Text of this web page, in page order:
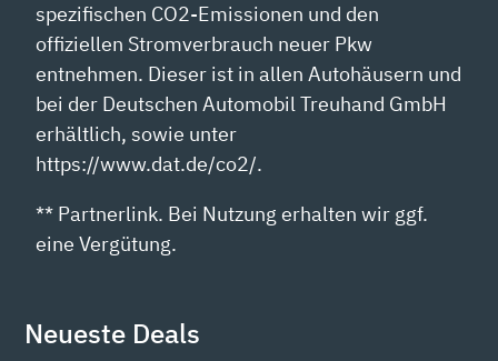
spezifischen CO2-Emissionen und den
offiziellen Stromverbrauch neuer Pkw
entnehmen. Dieser ist in allen Autohäusern und
bei der Deutschen Automobil Treuhand GmbH
erhältlich, sowie unter
https://www.dat.de/co2/.
** Partnerlink. Bei Nutzung erhalten wir ggf.
eine Vergütung.
Neueste Deals